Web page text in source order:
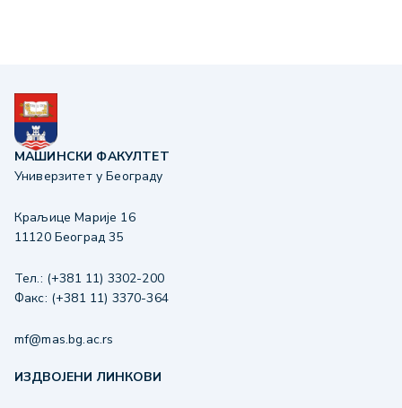
МАШИНСКИ ФАКУЛТЕТ
Универзитет у Београду
Краљице Марије 16
11120 Београд 35
Тел.: (+381 11) 3302-200
Факс: (+381 11) 3370-364
mf@mas.bg.ac.rs
ИЗДВОЈЕНИ ЛИНКОВИ